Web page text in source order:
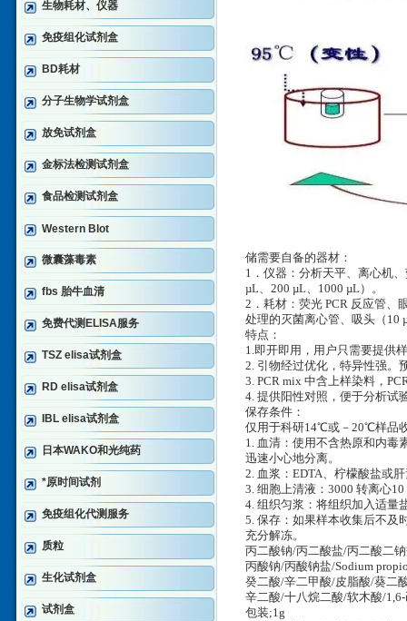
生物耗材、仪器
免疫组化试剂盒
BD耗材
分子生物学试剂盒
放免试剂盒
金标法检测试剂盒
食品检测试剂盒
Western Blot
微囊藻毒素
fbs 胎牛血清
免费代测ELISA服务
TSZ elisa试剂盒
RD elisa试剂盒
IBL elisa试剂盒
日本WAKO和光纯药
*原时间试剂
免疫组化代测服务
质粒
生化试剂盒
试剂盒
储需要自备的器材：
1．仪器：分析天平、离心机
µL、200 µL、1000 µL）。
2．耗材：荧光 PCR 反应管、
处理的灭菌离心管、吸头（10
特点：
1.即开即用，用户只需要提供
2. 引物经过优化，特异性强。
3. PCR mix 中含上样染料，
4. 提供阳性对照，便于分析试
保存条件：
仅用于科研14℃或－20℃样品
1. 血清：使用不含热原和内毒
迅速小心地分离。
2. 血浆：EDTA、柠檬酸盐或
3. 细胞上清液：3000 转离心
4. 组织匀浆：将组织加入适量
5. 保存：如果样本收集后不及
充分解冻。
丙二酸钠/丙二酸盐/丙二酸二
丙酸钠/丙酸钠盐/Sodium
癸二酸/辛二甲酸/皮脂酸/葵二
辛二酸/十八烷二酸/软木酸/
包装;1g